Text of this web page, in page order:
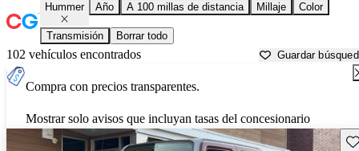
Hummer Año A 100 millas de distancia Millaje Color
Transmisión Borrar todo
102 vehículos encontrados Guardar
Compra con precios transparentes.
Mostrar solo avisos que incluyan tasas del concesionario